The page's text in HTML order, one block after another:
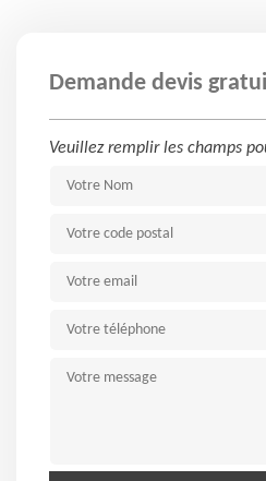
Demande devis
Veuillez remplir les champs